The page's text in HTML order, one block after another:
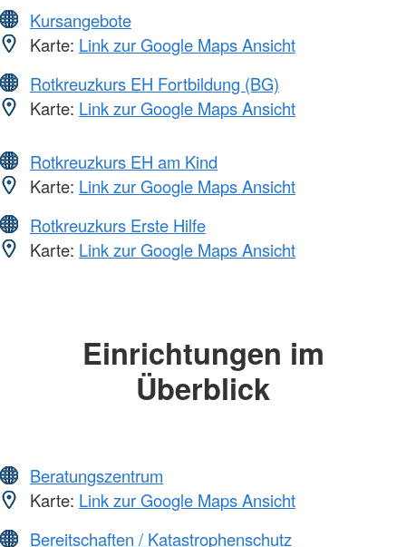
Kursangebote
Karte: Link zur Google Maps Ansicht
Rotkreuzkurs EH Fortbildung (BG)
Karte: Link zur Google Maps Ansicht
Rotkreuzkurs EH am Kind
Karte: Link zur Google Maps Ansicht
Rotkreuzkurs Erste Hilfe
Karte: Link zur Google Maps Ansicht
Einrichtungen im
Überblick
Beratungszentrum
Karte: Link zur Google Maps Ansicht
Bereitschaften / Katastrophenschutz